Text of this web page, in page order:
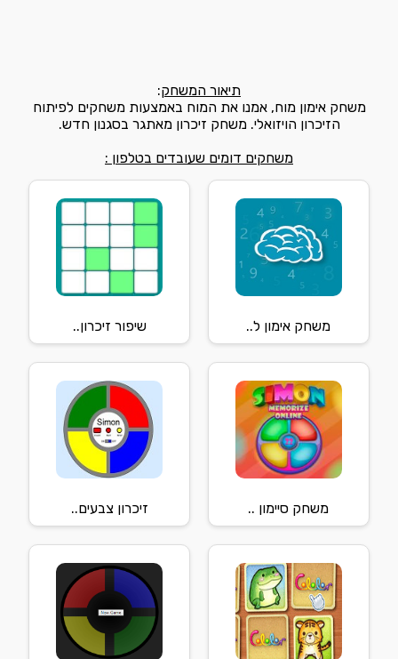
תיאור המשחק:
משחק אימון מוח, אמנו את המוח באמצעות משחקים לפיתוח
הזיכרון הויזואלי. משחק זיכרון מאתגר בסגנון חדש.
משחקים דומים שעובדים בטלפון :
משחק אימון ל.. שיפור זיכרון..
משחק סיימון .. זיכרון צבעים..